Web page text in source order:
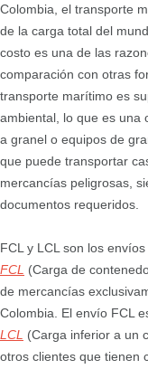
Colombia, el transporte
de la carga total del
costo es una de las
comparación con otras
transporte marítimo es
ambiental, lo que es una
a granel o equipos de
que puede transportar
mercancías peligrosas,
documentos requeridos.
FCL y LCL son los
FCL (Carga de
de mercancías
Colombia. El envío FCL
LCL (Carga inferior a un
otros clientes que tienen